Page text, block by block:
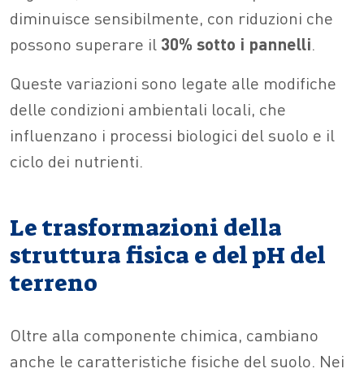
diminuisce sensibilmente, con riduzioni che
possono superare il 30% sotto i pannelli.
Queste variazioni sono legate alle modifiche
delle condizioni ambientali locali, che
influenzano i processi biologici del suolo e il
ciclo dei nutrienti.
Le trasformazioni della
struttura fisica e del pH del
terreno
Oltre alla componente chimica, cambiano
anche le caratteristiche fisiche del suolo. Nei